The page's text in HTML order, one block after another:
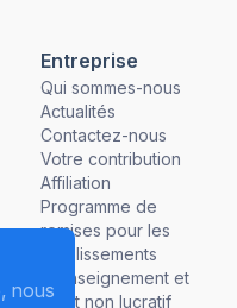
Entreprise
Qui sommes-nous
Actualités
Contactez-nous
Votre contribution
Affiliation
Programme de
remises pour les
établissements
d'enseignement et
à but non lucratif
nous